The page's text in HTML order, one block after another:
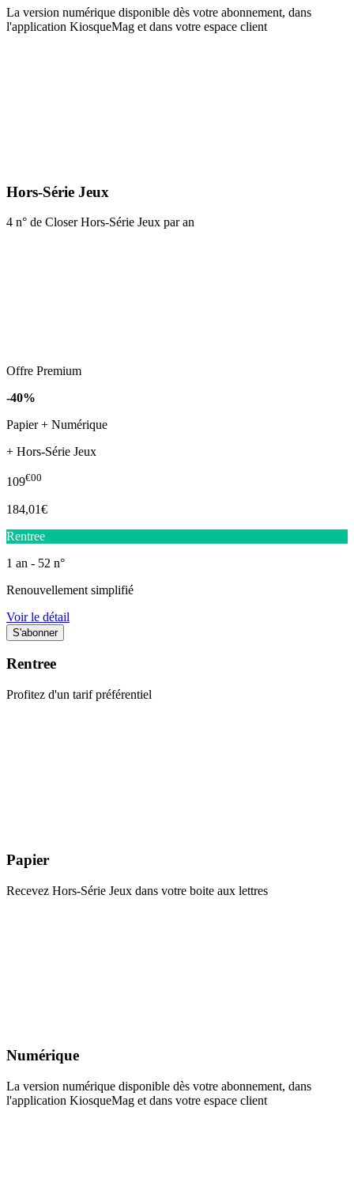
La version numérique disponible dès votre abonnement, dans
l'application KiosqueMag et dans votre espace client
Hors-Série Jeux
4 n° de Closer Hors-Série Jeux par an
Offre Premium
-40%
Papier + Numérique
+ Hors-Série Jeux
109€00
184,01€
Rentree
1 an - 52 n°
Renouvellement simplifié
Voir le détail
Rentree
Profitez d'un tarif préférentiel
Papier
Recevez Hors-Série Jeux dans votre boite aux lettres
Numérique
La version numérique disponible dès votre abonnement, dans
l'application KiosqueMag et dans votre espace client